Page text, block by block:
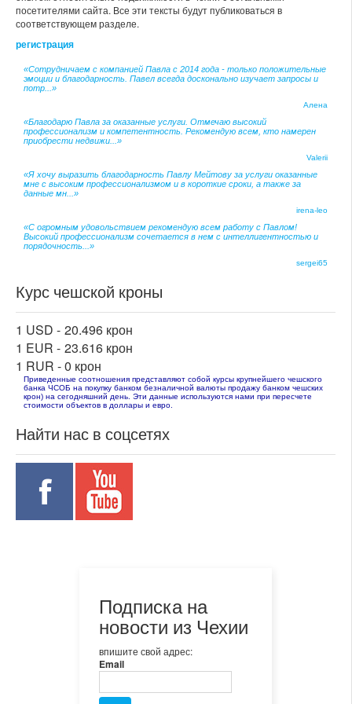
посетителями сайта. Все эти тексты будут публиковаться в
соответствующем разделе.
регистрация
«Сотрудничаем с компанией Павла с 2014 года - только положительные
эмоции и благодарность. Павел всегда досконально изучает запросы и
потр...»
Алена
«Благодарю Павла за оказанные услуги. Отмечаю высокий
профессионализм и компетентность. Рекомендую всем, кто намерен
приобрести недвижи...»
Valerii
«Я хочу выразить благодарность Павлу Мейтову за услуги оказанные
мне с высоким профессионализмом и в короткие сроки, а также за
данные мн...»
irena-leo
«С огромным удовольствием рекомендую всем работу с Павлом!
Высокий профессионализм сочетается в нем с интеллигентностью и
порядочность...»
sergei65
Курс чешской кроны
1 USD - 20.496 крон
1 EUR - 23.616 крон
1 RUR -0 крон
Приведенные соотношения представляют собой курсы крупнейшего чешского
банка ЧСОБ на покупку банком безналичной валюты продажу банком чешских
крон) на сегодняшний день. Эти данные используются нами при пересчете
стоимости объектов в доллары и евро.
Найти нас в соцсетях
Подписка на
новости из Чехии
впишите свой адрес:
Email